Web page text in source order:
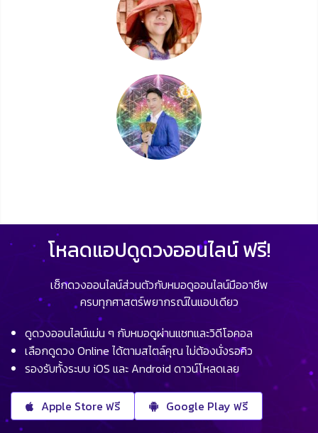
โหลดแอปดูดวงออนไลน์ ฟรี!
เช็กดวงออนไลน์ส่วนตัวกับหมอดูออนไลน์มืออาชีพ
ครบทุกศาสตร์พยากรณ์ในแอปเดียว
ดูดวงออนไลน์แม่น ๆ กับหมอดูผ่านแชทและวิดีโอคอล
เลือกดูดวง Online ได้ตามสไตล์คุณ ไม่ต้องนั่งรอคิว
รองรับทั้งระบบ iOS และ Android ดาวน์โหลดเลย
Apple Store ฟรี Google Play ฟรี